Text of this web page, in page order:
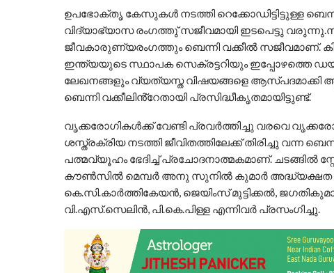
ഉപഭോക്തൃ കേസുകൾ നടത്തി റെക്കോഡിട്ടിട്ടുള്ള
വിദ്യാഭ്യാസ രംഗത്തു് സജീവമായി ഇടപെട്ടു
ജീവകാരുണ്യരംഗത്തും ബെന്നി വക്കീൽ
ഇന്ത്യയുടെ സ്ഥാപക സെക്രട്ടറിയും ഇപ്പോഴത്തെ
ലേഖനങ്ങളും വ്യത്യസ്ത വിഷയങ്ങളെ ആസ്പദമാക്കി
ബെന്നി വക്കീലിൻ്റേതായി പ്രസിദ്ധീകൃതമായിട്ടുണ്ട്.
വൃക്കരോഗികൾക്ക് വേണ്ടി പ്രവർത്തിച്ചു വരവെ
ശസ്ത്രക്രിയ നടത്തി ജീവിതത്തിലേക്ക് തിരിച്ചു വന്ന
പത്മവ്യൂഹം ഭേദിച്ച് പ്രചോദനാത്മകമാണ്. ചടങ്ങിൽ
കൗൺസിൽ മെമ്പർ അനു സുനിൽ കുമാർ
കെ.സി.കാർത്തികേയൻ, ജെയിംസ് മുട്ടിക്കൽ,
വി.എസ്.സെലിൻ, പി.കെ.പിള്ള എന്നിവർ പ്രസംഗിച്ചു.